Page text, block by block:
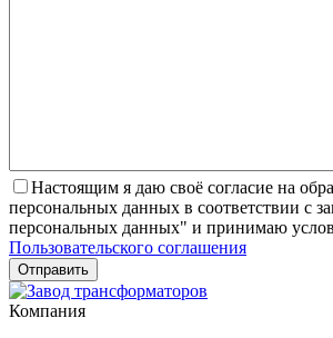
Настоящим я даю своё согласие на
персональных данных в соответствии с
персональных данных" и принимаю
Пользовательского соглашения
Компания